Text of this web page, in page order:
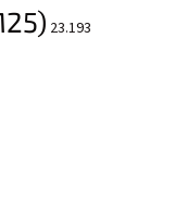
23.193